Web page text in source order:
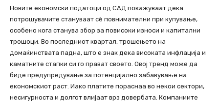
Новите економски податоци од САД покажуваат дека
потрошувачите стануваат сè повнимателни при купување,
особено кога станува збор за повисоки износи и капитални
трошоци. Во последниот квартал, трошењето на
домаќинствата падна, што е знак дека високата инфлација и
каматните стапки си го прават своето. Овој тренд може да
биде предупредување за потенцијално забавување на
економскиот раст. Иако платите пораснаа во некои сектори,
несигурноста и долгот влијаат врз довербата. Компаниите